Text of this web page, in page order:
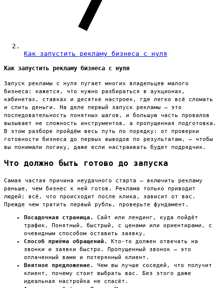
Как запустить рекламу бизнеса с нуля
Как запустить рекламу бизнеса с нуля
Запуск рекламы с нуля пугает многих владельцев малого
бизнеса: кажется, что нужно разбираться в аукционах,
кабинетах, ставках и десятке настроек, где легко всё сломать
и слить деньги. На деле первый запуск рекламы — это
последовательность понятных шагов, и большую часть провалов
вызывает не сложность инструментов, а пропущенная подготовка.
В этом разборе пройдём весь путь по порядку: от проверки
готовности бизнеса до первых выводов по результатам, — чтобы
вы понимали логику, даже если настраивать будет подрядчик.
Что должно быть готово до запуска
Самая частая причина неудачного старта — включить рекламу
раньше, чем бизнес к ней готов. Реклама только приводит
людей; всё, что происходит после клика, зависит от вас.
Прежде чем тратить первый рубль, проверьте фундамент.
Посадочная страница.
Сайт или лендинг, куда пойдёт
трафик. Понятный, быстрый, с ценами или ориентирами, с
очевидным способом оставить заявку.
Способ приёма обращений.
Кто-то должен отвечать на
звонки и заявки быстро. Пропущенный звонок — это
оплаченный вами и потерянный клиент.
Внятное предложение.
Чем вы лучше соседей, что получит
клиент, почему стоит выбрать вас. Без этого даже
идеальная настройка не спасёт.